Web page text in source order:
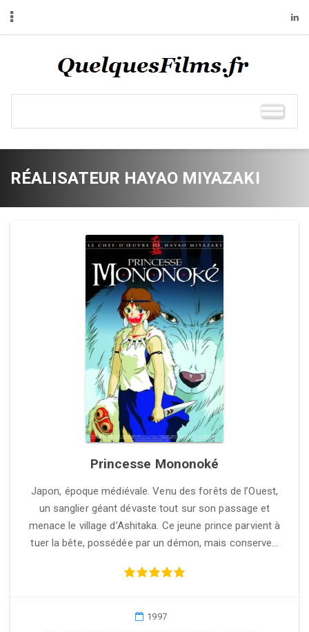
RÉALISATEUR HAYAO MIYAZAKI
Princesse Mononoké
Japon, époque médiévale. Venu des forêts de l’Ouest,
un sanglier géant dévaste tout sur son passage et
menace le village d’Ashitaka. Ce jeune prince parvient à
tuer la bête, possédée par un démon, mais conserve…
1997